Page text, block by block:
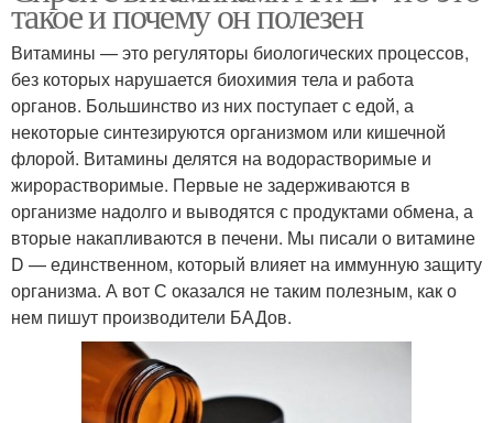
такое и почему он полезен
Витамины — это регуляторы биологических процессов,
без которых нарушается биохимия тела и работа
органов. Большинство из них поступает с едой, а
некоторые синтезируются организмом или кишечной
флорой. Витамины делятся на водорастворимые и
жирорастворимые. Первые не задерживаются в
организме надолго и выводятся с продуктами обмена, а
вторые накапливаются в печени. Мы писали о витамине
D — единственном, который влияет на иммунную защиту
организма. А вот С оказался не таким полезным, как о
нем пишут производители БАДов.